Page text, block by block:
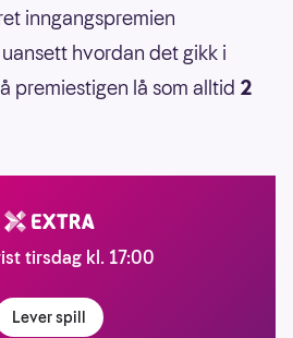
inngangspremien
uansett hvordan det gikk i
premiestigen lå som alltid 2
tirsdag kl. 17:00
Lever spill